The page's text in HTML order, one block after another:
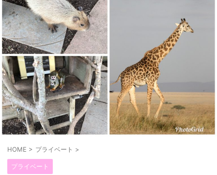
HOME > プライベート >
プライベート